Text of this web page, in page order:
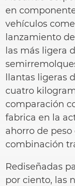
en
vehículos
lanzamiento
las más ligera
llantas ligeras
cuatro
comparación
fabrica en la
ahorro de
combinación
Rediseñadas
por ciento, las